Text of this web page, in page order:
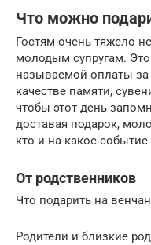
Что можно
Гостям очень тяжело
молодым супругам. Это
называемой оплаты
качестве памяти,
чтобы этот день
доставая подарок,
кто и на какое событие
От родственников
Что подарить на
Родители и близкие